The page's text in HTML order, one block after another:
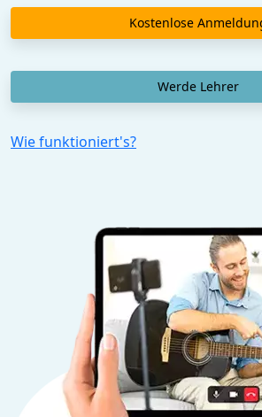
Kostenlose
Werde Lehrer
Wie funktioniert's?